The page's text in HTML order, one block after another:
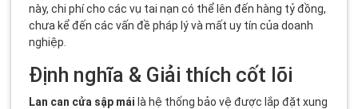
này, chi phí cho các vụ tai nạn có thể lên đến hàng tỷ đồng,
chưa kể đến các vấn đề pháp lý và mất uy tín của doanh
nghiệp.
Định nghĩa & Giải thích cốt lõi
Lan can cửa sập mái là hệ thống bảo vệ được lắp đặt xung